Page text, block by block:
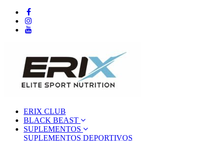
ERIX CLUB
BLACK BEAST
SUPLEMENTOS
SUPLEMENTOS DEPORTIVOS